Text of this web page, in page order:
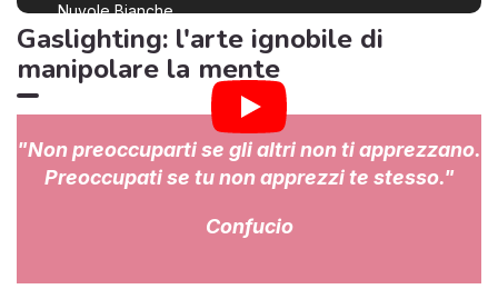
Nuvole Bianche
Ludovico Einaudi
5 Una Mattina
6
Ludovico Einaudi
6:50
Gilbert O'Sullivan
Gaslighting: l'arte ignobile di
manipolare la mente
"Non preoccuparti se gli altri non ti apprezzano.
Preoccupati se tu non apprezzi te stesso."
Confucio